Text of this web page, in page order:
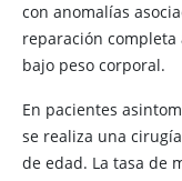
con anomalías
reparación
bajo peso corporal.
En pacientes
se realiza una
de edad. La tasa de